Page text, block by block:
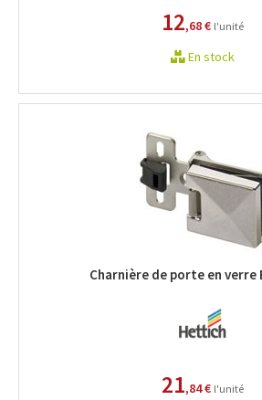
12,68 € l'unité
En stock
Charnière de porte en verre
21,84 € l'unité